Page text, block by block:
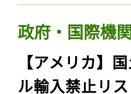
政府・国際機
【アメリカ】
ル輸入禁止リ